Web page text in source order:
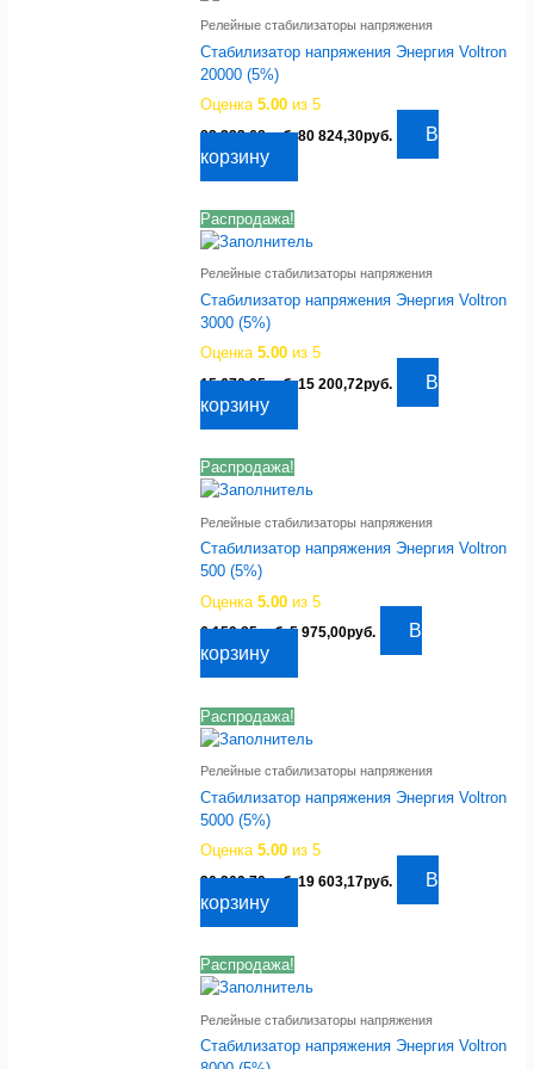
Релейные стабилизаторы напряжения
Стабилизатор напряжения Энергия Voltron
20000 (5%)
Оценка5.00 из 5
83 323,68руб.Первоначальная
83
80 824,30руб.
Текущая
В
корзину
Распродажа!
Релейные стабилизаторы напряжения
Стабилизатор напряжения Энергия Voltron
3000 (5%)
Оценка5.00 из 5
15 670,95руб.Первоначальная
15
15 200,72руб. Текущая
В
корзину
Распродажа!
Релейные стабилизаторы напряжения
Стабилизатор напряжения Энергия Voltron
500 (5%)
Оценка5.00 из 5
6 159,85руб.Первоначальная
6
5 975,00руб. Текущая
В
корзину
Распродажа!
Релейные стабилизаторы напряжения
Стабилизатор напряжения Энергия Voltron
5000 (5%)
Оценка5.00 из 5
20 209,70руб.Первоначальная
20
19 603,17руб. Текущая
В
корзину
Распродажа!
Релейные стабилизаторы напряжения
Стабилизатор напряжения Энергия Voltron